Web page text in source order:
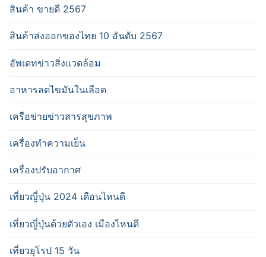
สินค้า ขายดี 2567
สินค้าส่งออกของไทย 10 อันดับ 2567
อัพเดทข่าวสิ่งแวดล้อม
อาหารลดไขมันในเลือด
เครือข่ายข่าวสารสุขภาพ
เครื่องทำความเย็น
เครื่องปรับอากาศ
เที่ยวญี่ปุ่น 2024 เดือนไหนดี
เที่ยวญี่ปุ่นด้วยตัวเอง เมืองไหนดี
เที่ยวยุโรป 15 วัน